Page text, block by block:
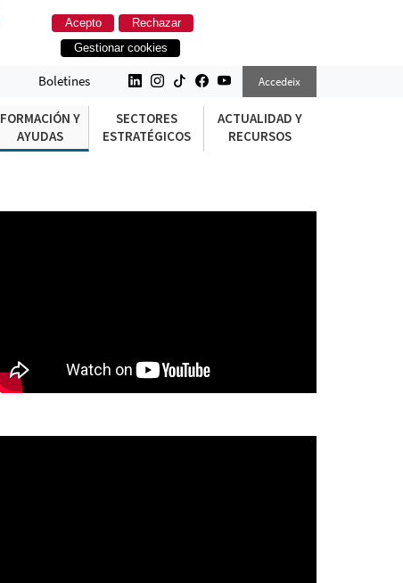
Acepto
Rechazar
Gestionar cookies
Boletines Accedeix
FORMACIÓN Y
AYUDAS
SECTORES
ESTRATÉGICOS
ACTUALIDAD Y
RECURSOS